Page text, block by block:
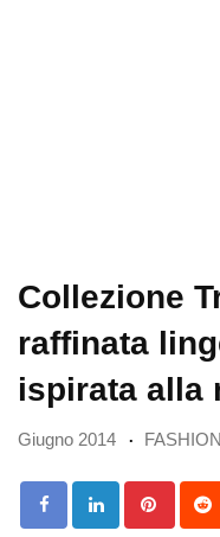
Collezione
raffinata
ispirata alla
Giugno 2014 FASHION